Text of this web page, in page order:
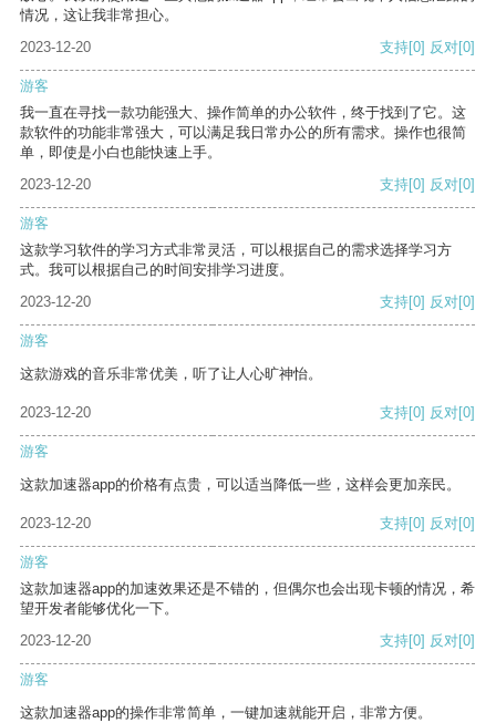
情况，这让我非常担心。
2023-12-20
支持[0] 反对[0]
游客
我一直在寻找一款功能强大、操作简单的办公软件，终于找到了它。这
款软件的功能非常强大，可以满足我日常办公的所有需求。操作也很简
单，即使是小白也能快速上手。
2023-12-20
支持[0] 反对[0]
游客
这款学习软件的学习方式非常灵活，可以根据自己的需求选择学习方
式。我可以根据自己的时间安排学习进度。
2023-12-20
支持[0] 反对[0]
游客
这款游戏的音乐非常优美，听了让人心旷神怡。
2023-12-20 支持[0] 反对[0]
游客
这款加速器app的价格有点贵，可以适当降低一些，这样会更加亲民。
2023-12-20 支持[0] 反对[0]
游客
这款加速器app的加速效果还是不错的，但偶尔也会出现卡顿的情况，希
望开发者能够优化一下。
2023-12-20
支持[0] 反对[0]
游客
这款加速器app的操作非常简单，一键加速就能开启，非常方便。